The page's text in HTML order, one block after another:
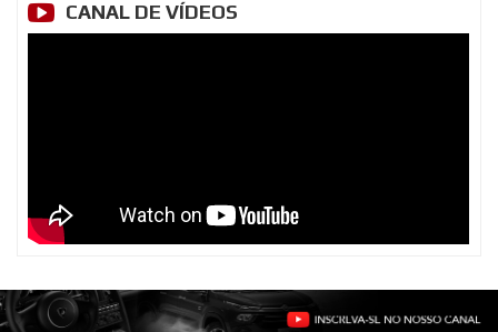
CANAL DE VÍDEOS